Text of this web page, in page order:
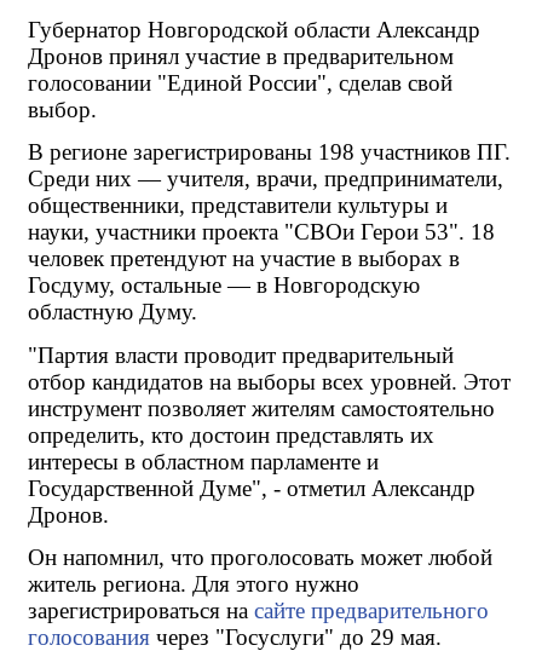
Губернатор Новгородской области Александр
Дронов принял участие в предварительном
голосовании "Единой России", сделав свой
выбор.
В регионе зарегистрированы 198 участников ПГ.
Среди них — учителя, врачи, предприниматели,
общественники, представители культуры и
науки, участники проекта "СВОи Герои 53". 18
человек претендуют на участие в выборах в
Госдуму, остальные — в Новгородскую
областную Думу.
"Партия власти проводит предварительный
отбор кандидатов на выборы всех уровней. Этот
инструмент позволяет жителям самостоятельно
определить, кто достоин представлять их
интересы в областном парламенте и
Государственной Думе", - отметил Александр
Дронов.
Он напомнил, что проголосовать может любой
житель региона. Для этого нужно
зарегистрироваться на сайте предварительного
голосования через "Госуслуги" до 29 мая.